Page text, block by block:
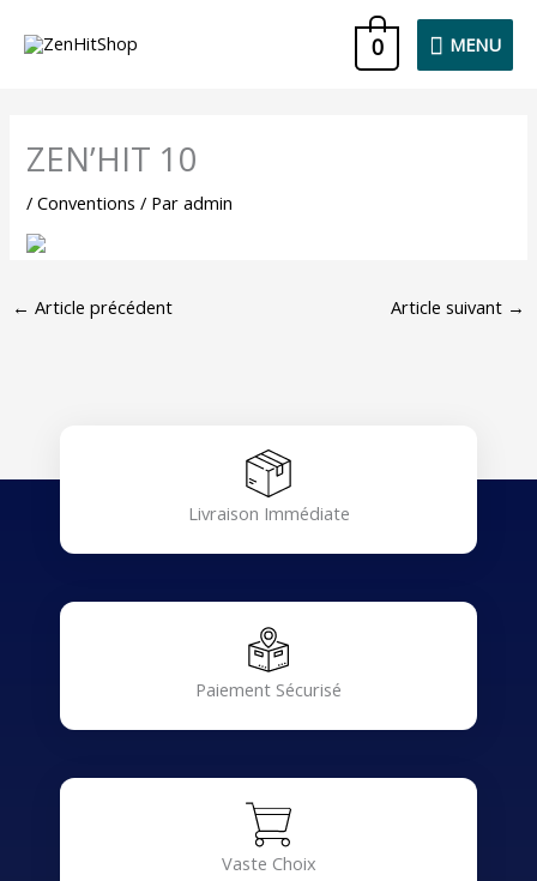
MENU
MENU
0
ZEN’HIT 10
/Conventions / Paradmin
← Article précédent Article suivant →
Livraison Immédiate
Paiement Sécurisé
Vaste Choix